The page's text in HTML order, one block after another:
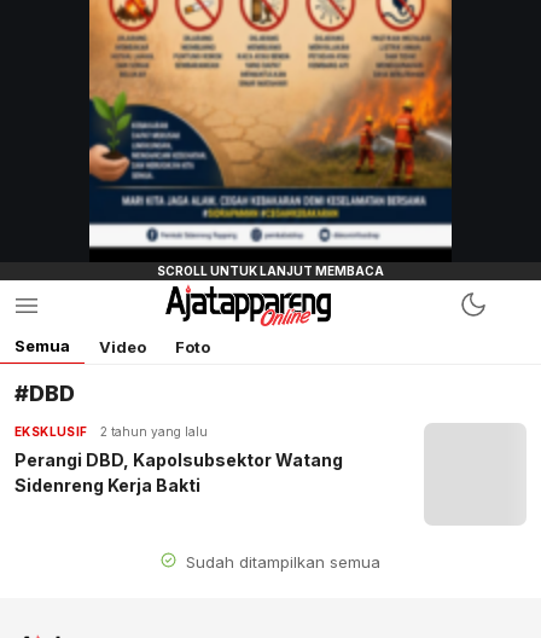
Semua Video Foto
#DBD
EKSKLUSIF 2 tahun yang lalu
Perangi DBD, Kapolsubsektor Watang
Sidenreng Kerja Bakti
Sudah ditampilkan semua